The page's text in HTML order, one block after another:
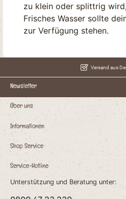
zu klein oder splittrig
Frisches Wasser sollte
zur Verfügung stehen.
Versand aus
Newsletter
Über uns
Informationen
Shop Service
Service-Hotline
Unterstützung und Beratung unter: